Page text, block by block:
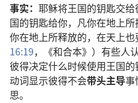
事实： 耶稣将王国的钥匙交
国的钥匙给你，凡你在地上
你在地上所释放的，在天上
16:19，《和合本》）有些人
彼得决定什么时候使用王国
动词显示彼得不会带头主导事
思。